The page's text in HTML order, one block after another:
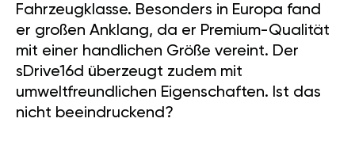
Fahrzeugklasse. Besonders in Europa fand
er großen Anklang, da er Premium-Qualität
mit einer handlichen Größe vereint. Der
sDrive16d überzeugt zudem mit
umweltfreundlichen Eigenschaften. Ist das
nicht beeindruckend?